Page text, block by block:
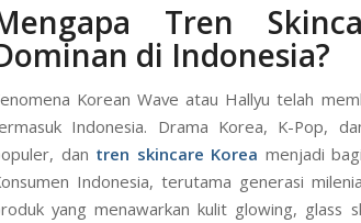
Tren
di Indonesia?
Korean Wave atau Hallyu telah
Indonesia. Drama Korea, K-Pop,
dan tren skincare Korea menjadi
Indonesia, terutama generasi
yang menawarkan kulit glowing, glass